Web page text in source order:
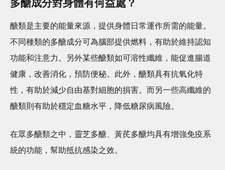
多醣成分對身體有何益處？
醣類是主要的能量來源，提供身體日常運作所需的能量。
不同種類的多醣成分可為腦部提供燃料，有助於維持認知
功能和注意力。另外某些醣類如可溶性纖維，能促進腸道
健康，改善消化，預防便秘。此外，醣類具有抗氧化特
性，有助於減少自由基對細胞的損害。而另一些高纖維的
醣類則有助於穩定血糖水平，降低糖尿病風險。
在眾多醣類之中，靈芝多醣、黃芪多醣均具有增強免疫系
統的功能，幫助抵抗感染之效。